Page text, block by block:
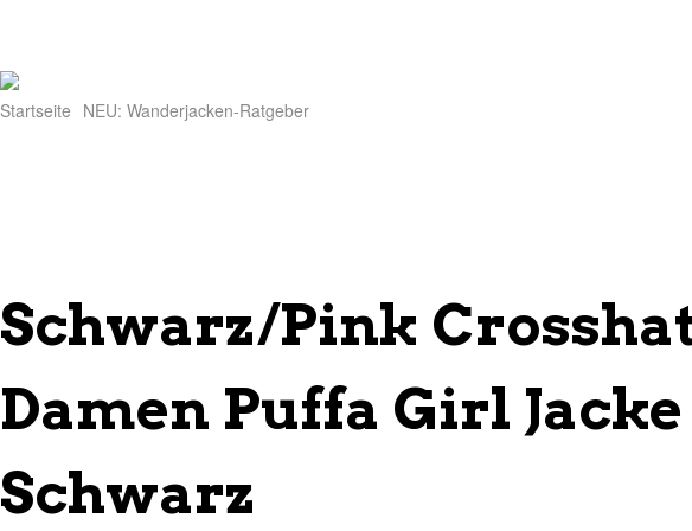
Startseite NEU: Wanderjacken-Ratgeber
Schwarz/Pink
Damen Puffa Girl Jacke
Schwarz